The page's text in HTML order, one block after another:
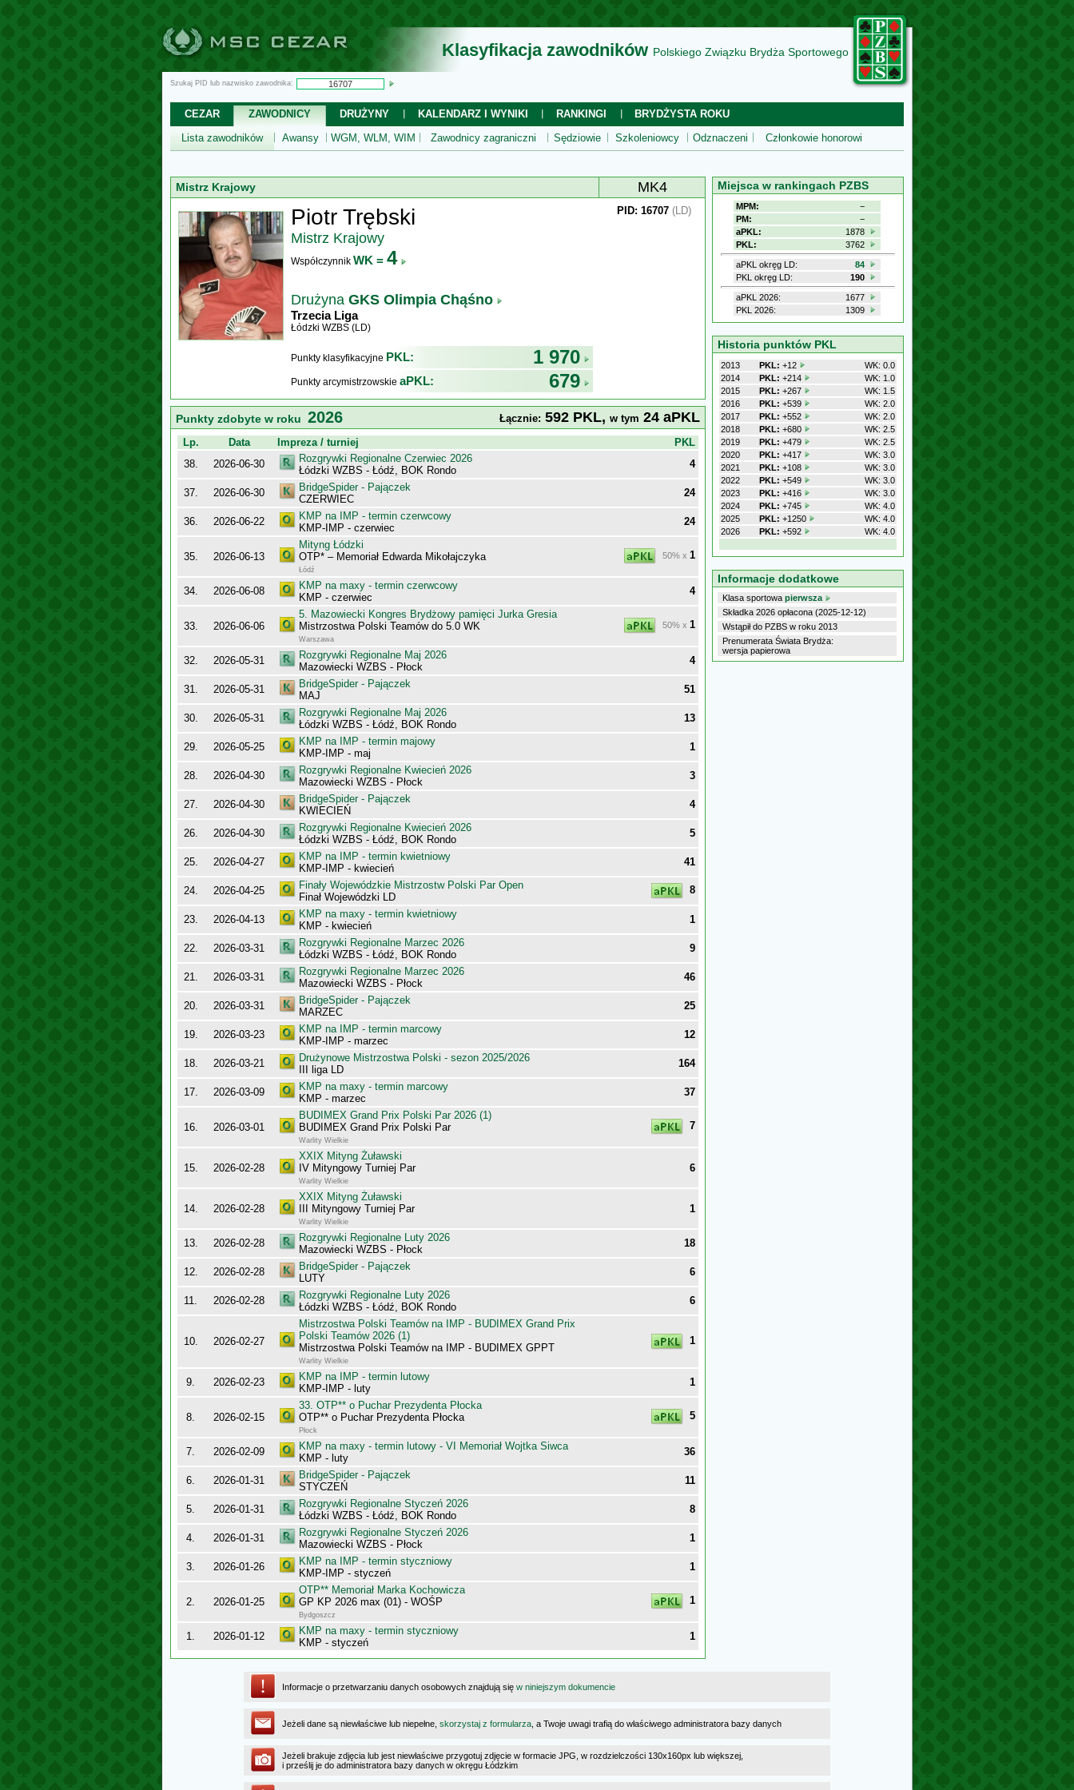
Klasyfikacja zawodników Polskiego Związku Brydża Sportowego
Szukaj PID lub nazwisko zawodnika:
CEZAR ZAWODNICY DRUŻYNY KALENDARZ I WYNIKI RANKINGI
BRYDŻYSTA ROKU
Lista zawodników
Awansy WGM, WLM, WIM Zawodnicy zagraniczni Sędziowie Szkoleniowcy Odznaczeni Członkowie honorowi
Mistrz Krajowy MK4
Piotr Trębski
Mistrz Krajowy
Współczynnik WK = 4
Drużyna GKS Olimpia Chąśno
Trzecia Liga
Łódzki WZBS (LD)
Punkty klasyfikacyjne PKL: 1 970
Punkty arcymistrzowskie aPKL: 679
PID: 16707 (LD)
Punkty zdobyte w roku 2026 Łącznie: 592 PKL, w tym 24 aPKL
Lp. Data Impreza / turniej
PKL
38.
2026-06-30
Rozgrywki Regionalne Czerwiec 2026
Łódzki WZBS - Łódź, BOK Rondo
4
37. 2026-06-30
BridgeSpider - Pajączek
CZERWIEC
24
36. 2026-06-22
KMP na IMP - termin czerwcowy
KMP-IMP - czerwiec
24
35. 2026-06-13
Mityng Łódzki
OTP* – Memoriał Edwarda Mikołajczyka
Łódź
50% x 1
34. 2026-06-08
KMP na maxy - termin czerwcowy
KMP - czerwiec
4
33. 2026-06-06
5. Mazowiecki Kongres Brydżowy pamięci Jurka Gresia
Mistrzostwa Polski Teamów do 5.0 WK
Warszawa
50% x 1
32. 2026-05-31
Rozgrywki Regionalne Maj 2026
Mazowiecki WZBS - Płock
4
31. 2026-05-31
BridgeSpider - Pajączek
MAJ
51
30. 2026-05-31
Rozgrywki Regionalne Maj 2026
Łódzki WZBS - Łódź, BOK Rondo
13
29. 2026-05-25
KMP na IMP - termin majowy
KMP-IMP - maj
1
28. 2026-04-30
Rozgrywki Regionalne Kwiecień 2026
Mazowiecki WZBS - Płock
3
27. 2026-04-30
BridgeSpider - Pajączek
KWIECIEŃ
4
26. 2026-04-30
Rozgrywki Regionalne Kwiecień 2026
Łódzki WZBS - Łódź, BOK Rondo
5
25. 2026-04-27
KMP na IMP - termin kwietniowy
KMP-IMP - kwiecień
41
24. 2026-04-25
Finały Wojewódzkie Mistrzostw Polski Par Open
Finał Wojewódzki LD
8
23. 2026-04-13
KMP na maxy - termin kwietniowy
KMP - kwiecień
1
22. 2026-03-31
Rozgrywki Regionalne Marzec 2026
Łódzki WZBS - Łódź, BOK Rondo
9
21. 2026-03-31
Rozgrywki Regionalne Marzec 2026
Mazowiecki WZBS - Płock
46
20. 2026-03-31
BridgeSpider - Pajączek
MARZEC
25
19. 2026-03-23
KMP na IMP - termin marcowy
KMP-IMP - marzec
12
18. 2026-03-21
Drużynowe Mistrzostwa Polski - sezon 2025/2026
III liga LD
164
17. 2026-03-09
KMP na maxy - termin marcowy
KMP - marzec
37
16. 2026-03-01
BUDIMEX Grand Prix Polski Par 2026 (1)
BUDIMEX Grand Prix Polski Par
Warlity Wielkie
7
15. 2026-02-28
XXIX Mityng Żuławski
IV Mityngowy Turniej Par
Warlity Wielkie
6
14. 2026-02-28
XXIX Mityng Żuławski
III Mityngowy Turniej Par
Warlity Wielkie
1
13. 2026-02-28
Rozgrywki Regionalne Luty 2026
Mazowiecki WZBS - Płock
18
12. 2026-02-28
BridgeSpider - Pajączek
LUTY
6
11. 2026-02-28
Rozgrywki Regionalne Luty 2026
Łódzki WZBS - Łódź, BOK Rondo
6
10. 2026-02-27
Mistrzostwa Polski Teamów na IMP - BUDIMEX Grand Prix
Polski Teamów 2026 (1)
Mistrzostwa Polski Teamów na IMP - BUDIMEX GPPT
Warlity Wielkie
1
9. 2026-02-23
KMP na IMP - termin lutowy
KMP-IMP - luty
1
8. 2026-02-15
33. OTP** o Puchar Prezydenta Płocka
OTP** o Puchar Prezydenta Płocka
Płock
5
7. 2026-02-09
KMP na maxy - termin lutowy - VI Memoriał Wojtka Siwca
KMP - luty
36
6. 2026-01-31
BridgeSpider - Pajączek
STYCZEŃ
11
5. 2026-01-31
Rozgrywki Regionalne Styczeń 2026
Łódzki WZBS - Łódź, BOK Rondo
8
4. 2026-01-31
Rozgrywki Regionalne Styczeń 2026
Mazowiecki WZBS - Płock
1
3. 2026-01-26
KMP na IMP - termin styczniowy
KMP-IMP - styczeń
1
2. 2026-01-25
OTP** Memoriał Marka Kochowicza
GP KP 2026 max (01) - WOŚP
Bydgoszcz
1
1. 2026-01-12
KMP na maxy - termin styczniowy
KMP - styczeń
1
Miejsca w rankingach PZBS
MPM:
−
PM:
−
aPKL:
1878
PKL:
3762
aPKL okręg LD:
84
PKL okręg LD:
190
aPKL 2026:
1677
PKL 2026:
1309
Historia punktów PKL
2013 PKL: +12
WK: 0.0
2014
PKL: +214
WK: 1.0
2015
PKL: +267
WK: 1.5
2016
PKL: +539
WK: 2.0
2017
PKL: +552
WK: 2.0
2018
PKL: +680
WK: 2.5
2019
PKL: +479
WK: 2.5
2020
PKL: +417
WK: 3.0
2021
PKL: +108
WK: 3.0
2022
PKL: +549
WK: 3.0
2023
PKL: +416
WK: 3.0
2024
PKL: +745
WK: 4.0
2025
PKL: +1250
WK: 4.0
2026
PKL: +592 WK: 4.0
Informacje dodatkowe
Klasa sportowa pierwsza
Składka 2026 opłacona (2025-12-12)
Wstąpił do PZBS w roku 2013
Prenumerata Świata Brydża:
wersja papierowa
Informacje o przetwarzaniu danych osobowych znajdują się w niniejszym dokumencie
Jeżeli dane są niewłaściwe lub niepełne, skorzystaj z formularza , a Twoje uwagi trafią do właściwego administratora bazy danych
Jeżeli brakuje zdjęcia lub jest niewłaściwe przygotuj zdjęcie w formacie JPG, w rozdzielczości 130x160px lub większej,
i prześlij je do administratora bazy danych w okręgu Łódzkim